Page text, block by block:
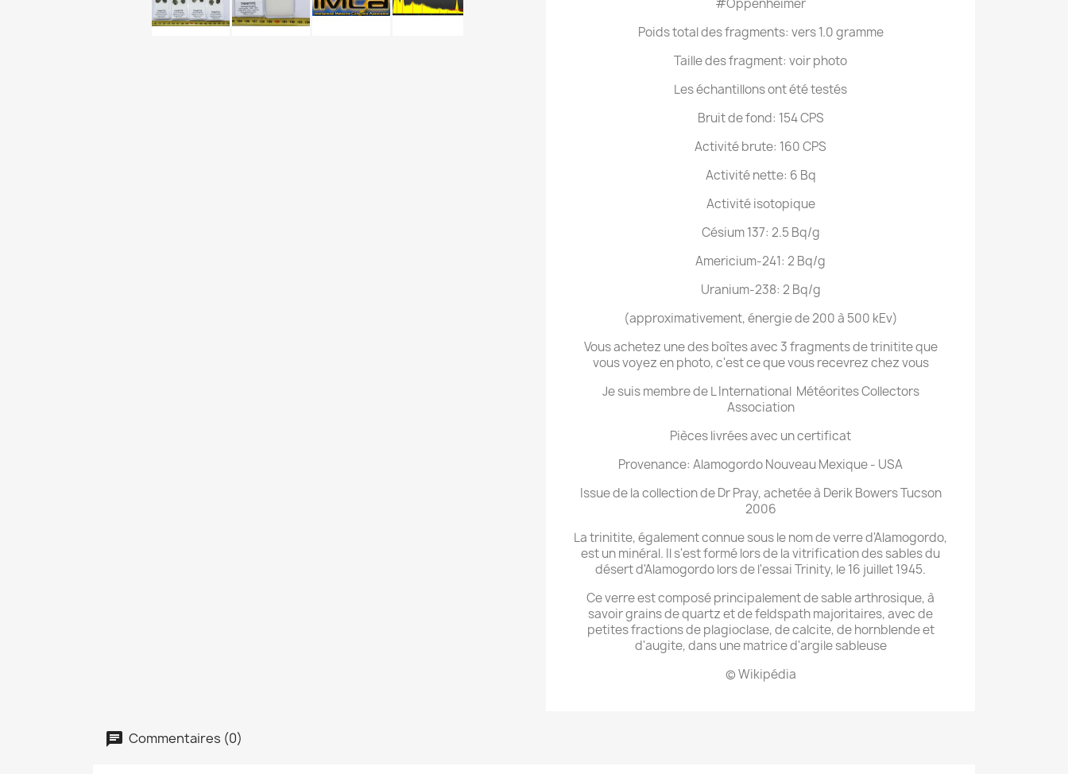
#Oppenheimer
Poids total des fragments: vers 1.0 gramme
Taille des fragment: voir photo
Les échantillons ont été testés
Bruit de fond: 154 CPS
Activité brute: 160 CPS
Activité nette: 6 Bq
Activité isotopique
Césium 137: 2.5 Bq/g
Americium-241: 2 Bq/g
Uranium-238: 2 Bq/g
(approximativement, énergie de 200 à 500 kEv)
Vous achetez une des boîtes avec 3 fragments de trinitite que
vous voyez en photo, c'est ce que vous recevrez chez vous
Je suis membre de L International Météorites Collectors
Association
Pièces livrées avec un certificat
Provenance: Alamogordo Nouveau Mexique - USA
Issue de la collection de Dr Pray, achetée à Derik Bowers Tucson
2006
La trinitite, également connue sous le nom de verre d'Alamogordo,
est un minéral. Il s'est formé lors de la vitrification des sables du
désert d'Alamogordo lors de l'essai Trinity, le 16 juillet 1945.
Ce verre est composé principalement de sable arthrosique, à
savoir grains de quartz et de feldspath majoritaires, avec de
petites fractions de plagioclase, de calcite, de hornblende et
d'augite, dans une matrice d'argile sableuse
© Wikipédia
Commentaires (0)